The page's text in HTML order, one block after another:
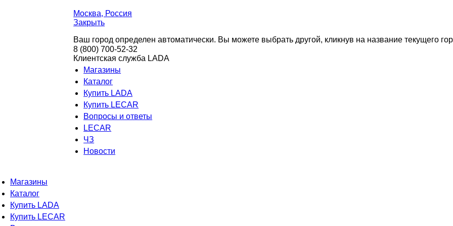
Москва, Россия
Закрыть
Ваш город определен автоматически. Вы можете выбрать другой, кликнув на название текущего
8 (800) 700-52-32
Клиентская служба LADA
Магазины
Каталог
Купить LADA
Купить LECAR
Вопросы и ответы
LECAR
ЧЗ
Новости
Магазины
Каталог
Купить LADA
Купить LECAR